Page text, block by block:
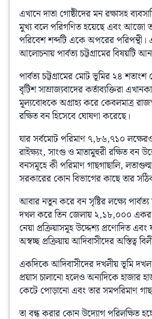
এখানে দাতা গােষ্ঠীদের মন রক্ষাসহ
মুখ্য বলে পরিগণিত হয়েছে এবং আজো
পরিবেশ শব্দটি একে অপরের পরিপন্থী।
আলােচনায় পার্বত্য চট্টগ্রামের বিষয়টি
পার্বত্য চট্টগ্রামের মােট ভূমির ২৪
বৃটিশ সাম্রাজ্যবাদের কর্তাব্যক্তিরা
মূল্যবােধকে অগ্রাহ্য করে কেবলমাত্র
রক্ষিত বন হিসেবে ঘােষণা করেছে।
যার সর্বমােট পরিমাণ ৭,৮৬,৭১০
রাইক্ষ্যং, সাংগু ও মাতামুহুরী রক্ষিত বন
বনসমূহে কী পরিমাণ গাছগাছালি,
সরকারের কোন বিভাগের কাছে তার
আবার নতুন করে বন সৃষ্টির লক্ষ্যে
দখল করে তিন জেলায় ২,১৮,০০০
নেয়া প্রক্রিয়াসমূহ উদ্দেশ্য প্রণােদিত
অস্বচ্ছ প্রক্রিয়ায় আদিবাসীদের অস্তিত্ব
একদিকে আদিবাসীদের দখলীয় ভূমি দখল
প্রয়াস চালানাে হলেও অন্যদিকে হাজার
কেটে পােড়ানাে এবং তার সমপরিমাণ গাছ
তা বন্ধ করার কোন উদ্যোগ পরিলক্ষিত